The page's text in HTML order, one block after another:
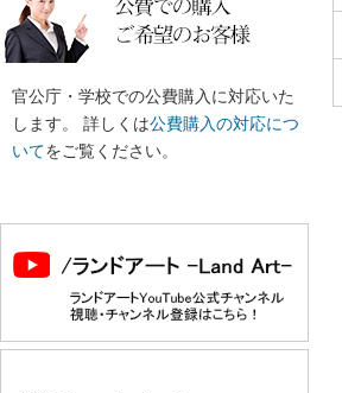
官公庁・学校での公費購入に対応いた
します。 詳しくは公費購入の対応につ
いてをご覧ください。